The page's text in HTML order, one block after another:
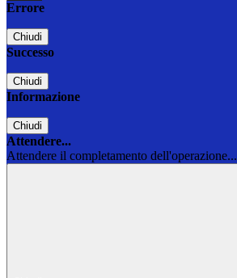
Errore
Chiudi
Successo
Chiudi
Informazione
Chiudi
Attendere...
Attendere il completamento dell'operazione...